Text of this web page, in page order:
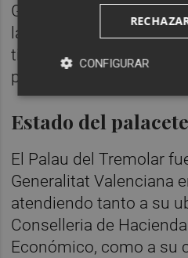
Generalitat con el
las instituciones
tiempo, difundir y
patrimonio cultural
Estado del palacete
El Palau del Tremolar
Generalitat Valenciana
atendiendo tanto a su
Conselleria de
Económico, como a su
CONFIGURAR